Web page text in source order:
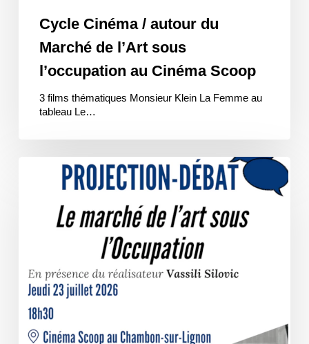
Cycle Cinéma / autour du
Marché de l’Art sous
l’occupation au Cinéma Scoop
3 films thématiques Monsieur Klein La Femme au
tableau Le…
l’occupation
Rencontre
Scoop